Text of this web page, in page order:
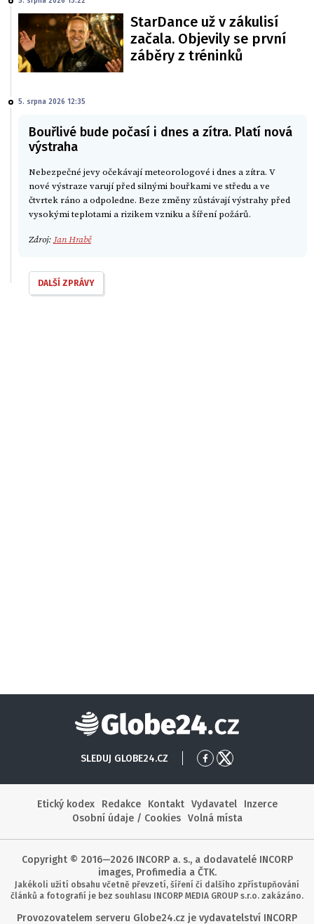
StarDance už v zákulisí
začala. Objevily se první
záběry z tréninků
5. srpna 2026 12:35
Bouřlivé bude počasí i dnes a zítra. Platí nová
výstraha
Nebezpečné jevy očekávají meteorologové i dnes a zítra. V
nové výstraze varují před silnými bouřkami ve středu a ve
čtvrtek ráno a odpoledne. Beze změny zůstávají výstrahy před
vysokými teplotami a rizikem vzniku a šíření požárů.
Zdroj: Jan Hrabě
DALŠÍ ZPRÁVY
Globe24
SLEDUJ GLOBE24.CZ
PřejítPřejít
Etický kodex
Redakce Kontakt Vydavatel
Inzerce
Osobní údaje / Cookies
Volná místa
Copyright © 2016—2026 INCORP a. s., a dodavatelé INCORP
images, Profimedia a ČTK.
Jakékoli užití obsahu včetně převzetí, šíření či dalšího zpřístupňování
článků a fotografií je bez souhlasu INCORP MEDIA GROUP s.r.o. zakázáno.
Provozovatelem serveru Globe24.cz je vydavatelství INCORP